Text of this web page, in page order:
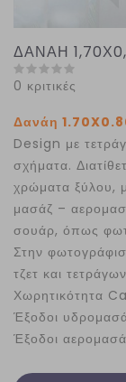
ΔΑΝΑΗ
0 κριτικές
Δανάη
Design με
σχήματα.
χρώματα ξύλου,
μασάζ –
σουάρ, όπως
Στην
τζετ και
Χωρητικότητα
Έξοδοι
Έξοδοι